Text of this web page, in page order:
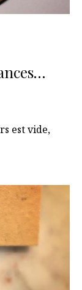
est vide,